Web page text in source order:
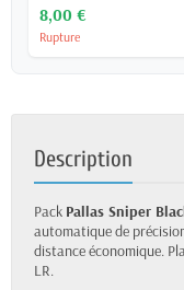
8,00 €
Rupture
Description
Pack Pallas Sniper
automatique de
distance économique.
LR.